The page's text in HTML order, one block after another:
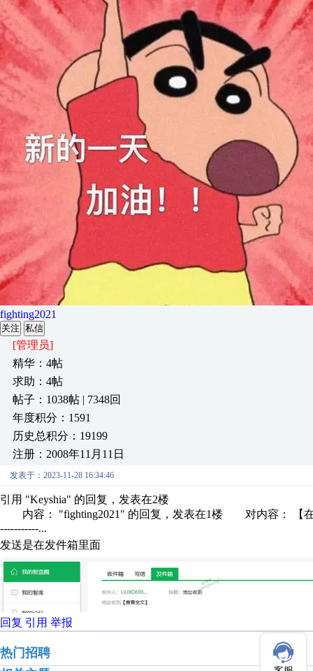
fighting2021
关注 私信
[管理员]
精华：4帖
求助：4帖
帖子：1038帖 | 7348回
年度积分：1591
历史总积分：19199
注册：2008年11月11日
发表于：2023-11-28 16:34:46
引用 "Keyshia" 的回复，发表在2楼
内容： "fighting2021" 的回复，发表在1楼 对内容： 【
-----------...
发送是在发件箱里面
回复 引用 举报
热门招聘